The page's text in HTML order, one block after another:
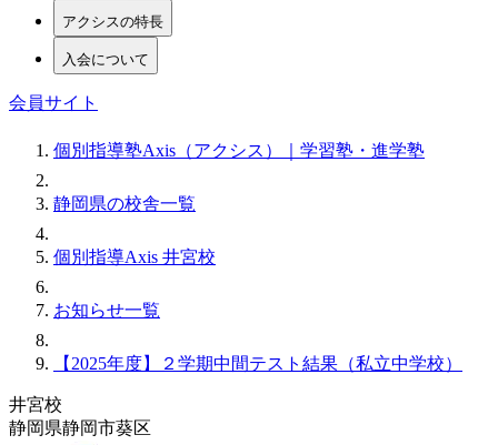
アクシスの特長
入会について
会員サイト
個別指導塾Axis（アクシス）｜学習塾・進学塾
静岡県の校舎一覧
個別指導Axis 井宮校
お知らせ一覧
【2025年度】２学期中間テスト結果（私立中学校）
井宮校
静岡県静岡市葵区